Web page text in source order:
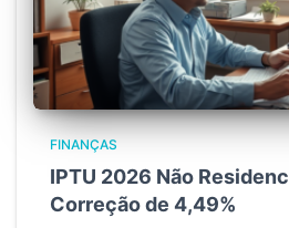
FINANÇAS
IPTU 2026 Não
Correção de 4,49%